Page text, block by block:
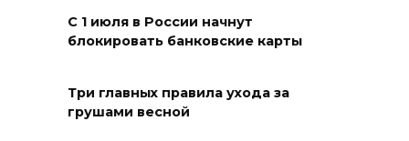
с Днем физкультурника
С 1 июля в России начнут
блокировать банковские карты
Три главных правила ухода за
грушами весной